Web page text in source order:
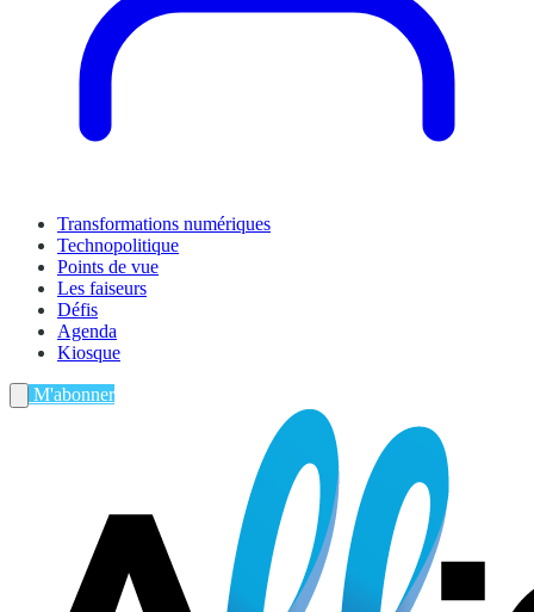
Transformations numériques
Technopolitique
Points de vue
Les faiseurs
Défis
Agenda
Kiosque
M'abonner